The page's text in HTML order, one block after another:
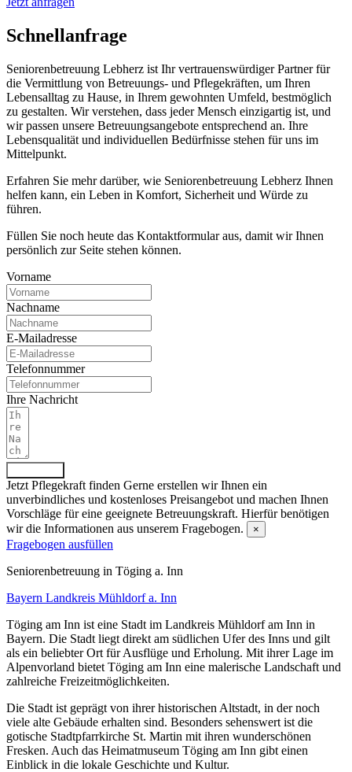
Schnell­anfrage
Seniorenbetreuung Lebherz ist Ihr vertrauenswürdiger Partner für
die Vermittlung von Betreuungs- und Pflegekräften, um Ihren
Lebensalltag zu Hause, in Ihrem gewohnten Umfeld, bestmöglich
zu gestalten. Wir verstehen, dass jeder Mensch einzigartig ist, und
wir passen unsere Betreuungsangebote entsprechend an. Ihre
Lebensqualität und individuellen Bedürfnisse stehen für uns im
Mittelpunkt.
Erfahren Sie mehr darüber, wie Seniorenbetreuung Lebherz Ihnen
helfen kann, ein Leben in Komfort, Sicherheit und Würde zu
führen.
Füllen Sie noch heute das Kontaktformular aus, damit wir Ihnen
persönlich zur Seite stehen können.
Vorname
Nachname
E-Mailadresse
Telefonnummer
Ihre Nachricht
Jetzt Pflegekraft finden Gerne erstellen wir Ihnen ein
unverbindliches und kostenloses Preisangebot und machen Ihnen
Vorschläge für eine geeignete Betreuungskraft. Hierfür benötigen
wir die Informationen aus unserem Fragebogen.
×
Fragebogen ausfüllen
Senioren­betreuung in Töging a. Inn
Bayern Landkreis Mühldorf a. Inn
Töging am Inn ist eine Stadt im Landkreis Mühldorf am Inn in
Bayern. Die Stadt liegt direkt am südlichen Ufer des Inns und gilt
als ein beliebter Ort für Ausflüge und Erholung. Mit ihrer Lage im
Alpenvorland bietet Töging am Inn eine malerische Landschaft und
zahlreiche Freizeitmöglichkeiten.
Die Stadt ist geprägt von ihrer historischen Altstadt, in der noch
viele alte Gebäude erhalten sind. Besonders sehenswert ist die
gotische Stadtpfarrkirche St. Martin mit ihren wunderschönen
Fresken. Auch das Heimatmuseum Töging am Inn gibt einen
Einblick in die lokale Geschichte und Kultur.